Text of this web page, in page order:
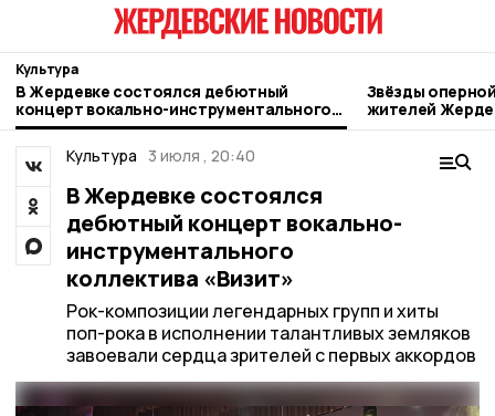
Культура
В Жердевке состоялся дебютный
концерт вокально-инструментального
коллектива «Визит»
Звёзды
жителей
Культура 3 июля , 20:40
В Жердевке состоялся
дебютный концерт вокально-
инструментального
коллектива «Визит»
Рок-композиции легендарных групп и хиты
поп-рока в исполнении талантливых земляков
завоевали сердца зрителей с первых аккордов